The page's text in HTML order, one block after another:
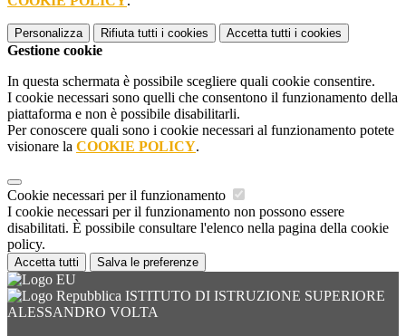
Personalizza Rifiuta tutti i cookies Accetta tutti i cookies
Gestione cookie
In questa schermata è possibile scegliere quali cookie consentire.
I cookie necessari sono quelli che consentono il funzionamento della
piattaforma e non è possibile disabilitarli.
Per conoscere quali sono i cookie necessari al funzionamento potete
visionare la COOKIE POLICY.
Cookie necessari per il funzionamento
I cookie necessari per il funzionamento non possono essere
disabilitati. È possibile consultare l'elenco nella pagina della cookie
policy.
Accetta tutti Salva le preferenze
ISTITUTO DI ISTRUZIONE SUPERIORE
ALESSANDRO VOLTA